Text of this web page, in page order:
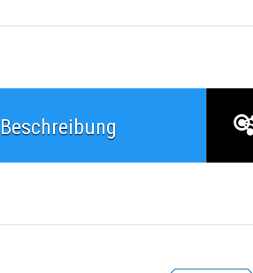
Beschreibung